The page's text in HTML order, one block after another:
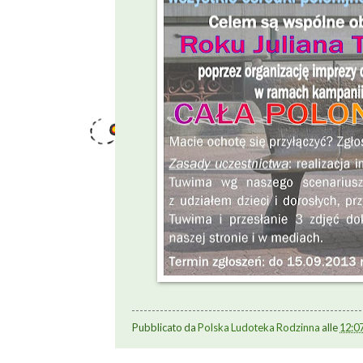
Pubblicato daPolska Ludoteka Rodzinnaalle